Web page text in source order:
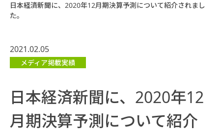
日本経済新聞に、2020年12月期決算予測について紹介されまし
た。
2021.02.05
メディア掲載実績
日本経済新聞に、2020年12
月期決算予測について紹介